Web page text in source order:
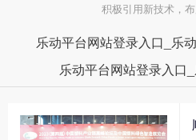
积极引用新技术，
乐动平台网站登录入口_乐动
乐动平台网站登录入口